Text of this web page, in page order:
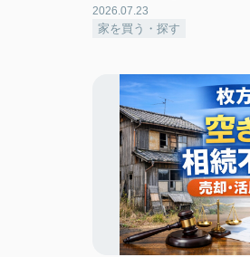
2026.07.23
家を買う・探す